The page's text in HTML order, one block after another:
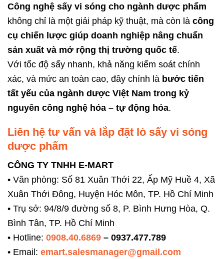
Công nghệ sấy vi sóng cho ngành dược phẩm
không chỉ là một giải pháp kỹ thuật, mà còn là công
cụ chiến lược giúp doanh nghiệp nâng chuẩn
sản xuất và mở rộng thị trường quốc tế.
Với tốc độ sấy nhanh, khả năng kiểm soát chính
xác, và mức an toàn cao, đây chính là bước tiến
tất yếu của ngành dược Việt Nam trong kỷ
nguyên công nghệ hóa – tự động hóa.
Liên hệ tư vấn và lắp đặt lò sấy vi sóng
dược phẩm
CÔNG TY TNHH E-MART
• Văn phòng: Số 81 Xuân Thới 22, Ấp Mỹ Huề 4, Xã
Xuân Thới Đông, Huyện Hóc Môn, TP. Hồ Chí Minh
• Trụ sở: 94/8/9 đường số 8, P. Bình Hưng Hòa, Q.
Bình Tân, TP. Hồ Chí Minh
• Hotline: 0908.40.6869 – 0937.477.789
• Email: emart.salesmanager@gmail.com